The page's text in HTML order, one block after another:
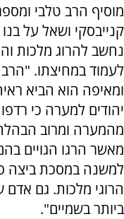
מוסיף הרב טלבי
קנייבסקי ושאל על
נחשב להרוג מלכות
לעמוד במחיצתו.
ומאיפה הוא הביא
יהודים למערה כי
מהמערה ומרוב
מאשר הרגו הגויים
למשנה במסכת ביצה
הרוגי מלכות. גם אדם
ביותר בשמיים".